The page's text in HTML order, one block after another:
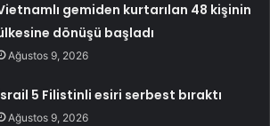
gemiden kurtarılan 48 kişinin
dönüşü başladı
Ağustos 9, 2026
5 Filistinli esiri serbest bıraktı
Ağustos 9, 2026